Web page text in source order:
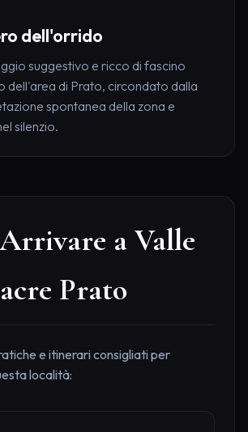
dell'orrido
suggestivo e ricco di fascino
dell'area di Prato, circondato dalla
spontanea della zona e
silenzio.
a Valle
Prato
e itinerari consigliati per
località: